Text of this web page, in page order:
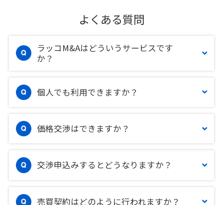
よくある質問
ラッコM&Aはどういうサービスです
か？
個人でも利用できますか？
価格交渉はできますか？
交渉申込みするとどうなりますか？
売買契約はどのように行われますか？